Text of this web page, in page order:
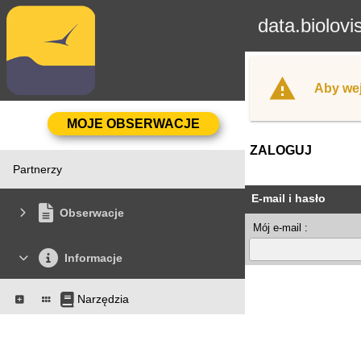
Partnerzy
Obserwacje
Informacje
Narzędzia
Aby
ZALOGUJ
E-mail i hasło
Mój e-mail :